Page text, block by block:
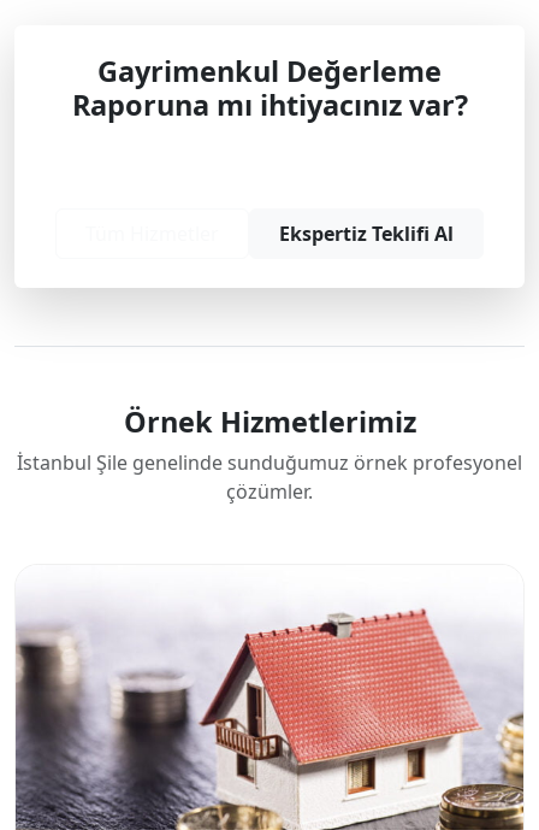
Gayrimenkul Değerleme
Raporuna mı ihtiyacınız var?
Ekspertiz Teklifi Al
Örnek Hizmetlerimiz
İstanbul Şile genelinde sunduğumuz örnek profesyonel
çözümler.